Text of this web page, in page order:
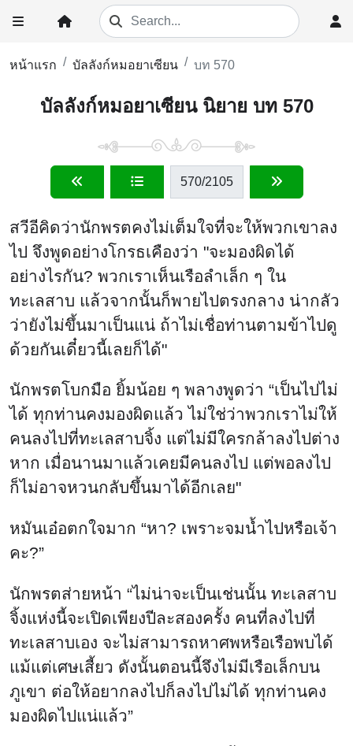
หน้าแรก บัลลังก์หมอยาเซียน บท 570
บัลลังก์หมอยาเซียน นิยาย บท 570
570/2105
สวีอีคิดว่านักพรตคงไม่เต็มใจที่จะให้พวกเขาลง
ไป จึงพูดอย่างโกรธเคืองว่า "จะมองผิดได้
อย่างไรกัน? พวกเราเห็นเรือลำเล็ก ๆ ใน
ทะเลสาบ แล้วจากนั้นก็พายไปตรงกลาง น่ากลัว
ว่ายังไม่ขึ้นมาเป็นแน่ ถ้าไม่เชื่อท่านตามข้าไปดู
ด้วยกันเดี๋ยวนี้เลยก็ได้"
นักพรตโบกมือ ยิ้มน้อย ๆ พลางพูดว่า “เป็นไปไม่
ได้ ทุกท่านคงมองผิดแล้ว ไม่ใช่ว่าพวกเราไม่ให้
คนลงไปที่ทะเลสาบจิ้ง แต่ไม่มีใครกล้าลงไปต่าง
หาก เมื่อนานมาแล้วเคยมีคนลงไป แต่พอลงไป
ก็ไม่อาจหวนกลับขึ้นมาได้อีกเลย"
หมันเอ๋อตกใจมาก “หา? เพราะจมน้ำไปหรือเจ้า
คะ?”
นักพรตส่ายหน้า “ไม่น่าจะเป็นเช่นนั้น ทะเลสาบ
จิ้งแห่งนี้จะเปิดเพียงปีละสองครั้ง คนที่ลงไปที่
ทะเลสาบเอง จะไม่สามารถหาศพหรือเรือพบได้
แม้แต่เศษเสี้ยว ดังนั้นตอนนี้จึงไม่มีเรือเล็กบน
ภูเขา ต่อให้อยากลงไปก็ลงไปไม่ได้ ทุกท่านคง
มองผิดไปแน่แล้ว”